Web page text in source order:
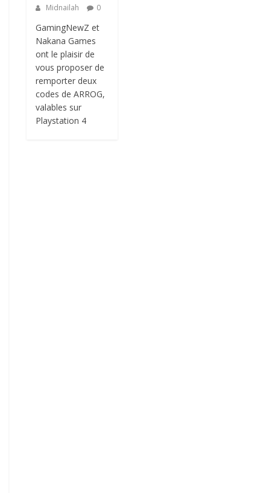
Midnailah
0
GamingNewZ et
Nakana Games
ont le plaisir de
vous proposer de
remporter deux
codes de ARROG,
valables sur
Playstation 4